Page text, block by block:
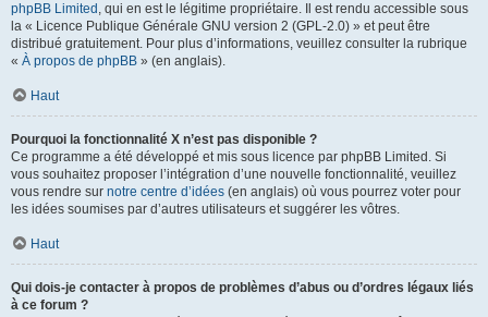
phpBB Limited , qui en est le légitime propriétaire. Il est rendu accessible sous
la « Licence Publique Générale GNU version 2 (GPL-2.0) » et peut être
distribué gratuitement. Pour plus d’informations, veuillez consulter la rubrique
« À propos de phpBB » (en anglais).
Haut
Pourquoi la fonctionnalité X n’est pas disponible ?
Ce programme a été développé et mis sous licence par phpBB Limited. Si
vous souhaitez proposer l’intégration d’une nouvelle fonctionnalité, veuillez
vous rendre sur notre centre d’idées (en anglais) où vous pourrez voter pour
les idées soumises par d’autres utilisateurs et suggérer les vôtres.
Haut
Qui dois-je contacter à propos de problèmes d’abus ou d’ordres légaux liés
à ce forum ?